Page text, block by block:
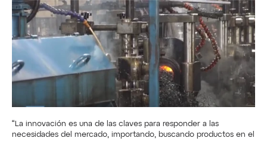
“La innovación es una de las claves para responder a las
necesidades del mercado, importando, buscando productos en el